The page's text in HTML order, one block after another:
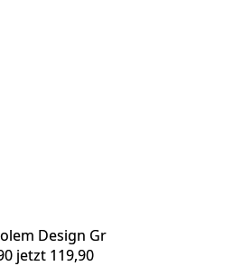
Design Gr
jetzt 119,90